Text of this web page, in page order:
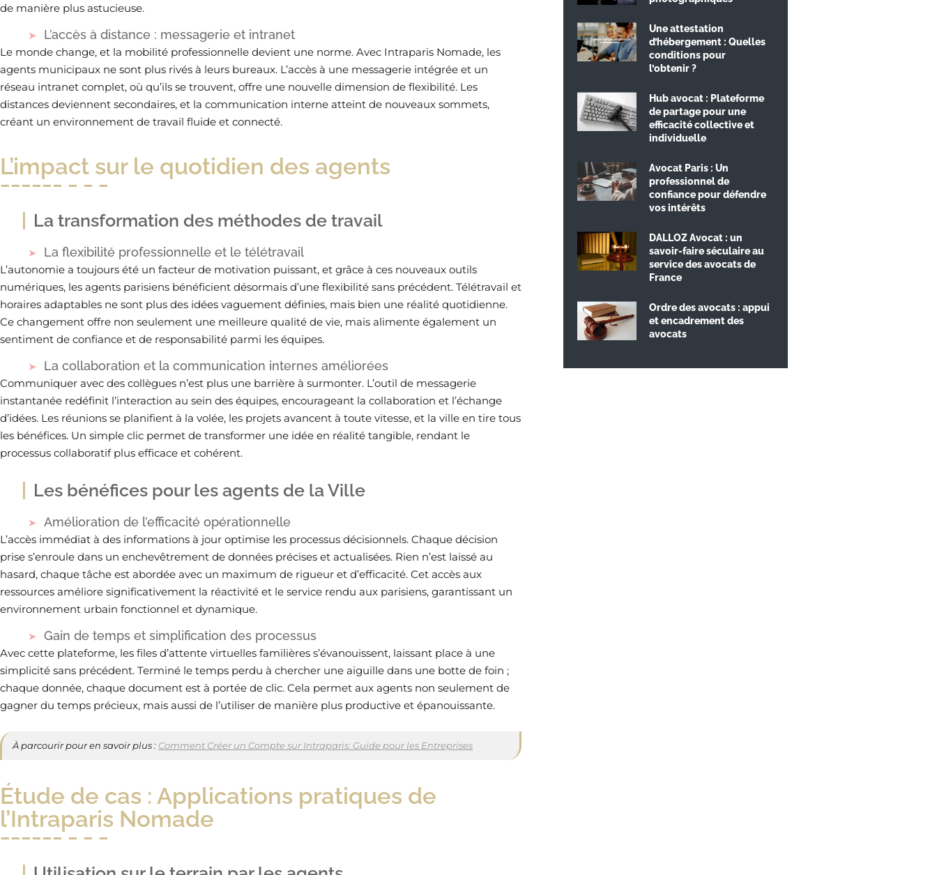
de manière plus astucieuse.
L’accès à distance : messagerie et intranet
Le monde change, et la mobilité professionnelle devient une norme. Avec Intraparis Nomade, les
agents municipaux ne sont plus rivés à leurs bureaux. L’accès à une messagerie intégrée et un
réseau intranet complet, où qu’ils se trouvent, offre une nouvelle dimension de flexibilité. Les
distances deviennent secondaires, et la communication interne atteint de nouveaux sommets,
créant un environnement de travail fluide et connecté.
L’impact sur le quotidien des agents
La transformation des méthodes de travail
La flexibilité professionnelle et le télétravail
L’autonomie a toujours été un facteur de motivation puissant, et grâce à ces nouveaux outils
numériques, les agents parisiens bénéficient désormais d’une flexibilité sans précédent. Télétravail et
horaires adaptables ne sont plus des idées vaguement définies, mais bien une réalité quotidienne.
Ce changement offre non seulement une meilleure qualité de vie, mais alimente également un
sentiment de confiance et de responsabilité parmi les équipes.
La collaboration et la communication internes améliorées
Communiquer avec des collègues n’est plus une barrière à surmonter. L’outil de messagerie
instantanée redéfinit l’interaction au sein des équipes, encourageant la collaboration et l’échange
d’idées. Les réunions se planifient à la volée, les projets avancent à toute vitesse, et la ville en tire tous
les bénéfices. Un simple clic permet de transformer une idée en réalité tangible, rendant le
processus collaboratif plus efficace et cohérent.
Les bénéfices pour les agents de la Ville
Amélioration de l’efficacité opérationnelle
L’accès immédiat à des informations à jour optimise les processus décisionnels. Chaque décision
prise s’enroule dans un enchevêtrement de données précises et actualisées. Rien n’est laissé au
hasard, chaque tâche est abordée avec un maximum de rigueur et d’efficacité. Cet accès aux
ressources améliore significativement la réactivité et le service rendu aux parisiens, garantissant un
environnement urbain fonctionnel et dynamique.
Gain de temps et simplification des processus
Avec cette plateforme, les files d’attente virtuelles familières s’évanouissent, laissant place à une
simplicité sans précédent. Terminé le temps perdu à chercher une aiguille dans une botte de foin ;
chaque donnée, chaque document est à portée de clic. Cela permet aux agents non seulement de
gagner du temps précieux, mais aussi de l’utiliser de manière plus productive et épanouissante.
À parcourir pour en savoir plus : Comment Créer un Compte sur Intraparis: Guide pour les Entreprises
Étude de cas : Applications pratiques de
l’Intraparis Nomade
Une attestation
d’hébergement : Quelles
conditions pour
l’obtenir ?
Hub avocat : Plateforme
de partage pour une
efficacité collective et
individuelle
Avocat Paris : Un
professionnel de
confiance pour défendre
vos intérêts
DALLOZ Avocat : un
savoir-faire séculaire au
service des avocats de
France
Ordre des avocats : appui
et encadrement des
avocats